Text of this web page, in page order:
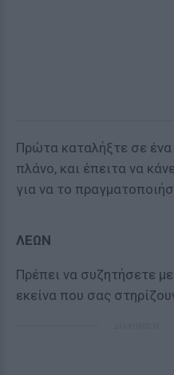
Πρώτα καταλήξτε σε ένα
πλάνο, και έπειτα να
για να το
ΛΕΩΝ
Πρέπει να συζητήσετε
εκείνα που σας